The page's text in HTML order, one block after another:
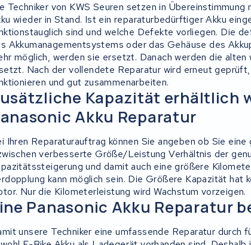
Techniker von KWS Seuren setzen in
wieder in Stand. Ist ein reparaturbedürftiger Akku
sind und welche Defekte vorliegen. Die
Akkumanagementsystems oder das Gehäuse des
möglich, werden sie ersetzt. Danach werden die
Nach der vollendete Reparatur wird erneut
und gut zusammenarbeiten.
Kapazität erhältlich
Akku Reparatur
Ihren Reparaturauftrag können Sie angeben ob Sie
verbesserte Größe/Leistung Verhältnis der
und damit auch eine größere
kann möglich sein. Die Größere Kapazität hat
Nur die Kilometerleistung wird Wachstum vorzeigen.
Panasonic Akku Reparatur
unsere Techniker eine umfassende Reparatur durch